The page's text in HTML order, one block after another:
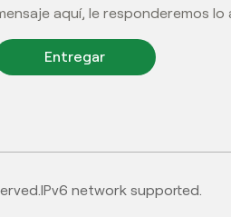
aquí, le responderemos lo
Entregar
IPv6 network supported.